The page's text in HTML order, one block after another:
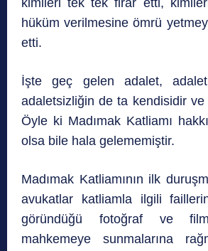
kimileri tek tek firar etti,
hüküm verilmesine ömrü
etti.
İşte geç gelen adalet, adalet
adaletsizliğin de ta kendisidir ve
Öyle ki Madımak Katliamı
olsa bile hala gelememiştir.
Madımak Katliamının ilk
avukatlar katliamla ilgili
göründüğü fotoğraf ve
mahkemeye sunmalarına